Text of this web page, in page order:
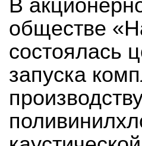
В
обществе
состоялась
запуска